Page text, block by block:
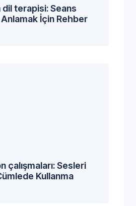
terapisi: Seans
İçin Rehber
çalışmaları: Sesleri
Kullanma